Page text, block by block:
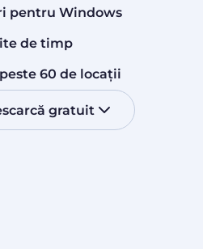
pentru Windows
de timp
60 de locații
gratuit